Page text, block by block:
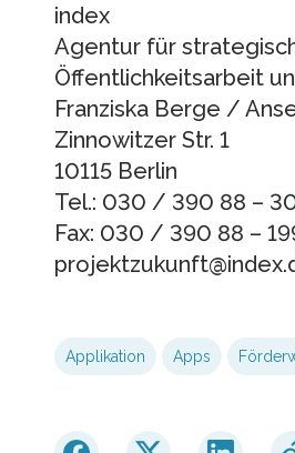
index
Agentur für
Öffentlichkeitsarbeit
Franziska Berge /
Zinnowitzer Str. 1
10115 Berlin
Tel.: 030 / 390 88 –
Fax: 030 / 390 88 –
Applikation Apps